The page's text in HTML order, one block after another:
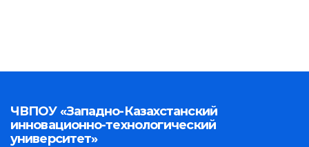
ЧВПОУ «Западно-Казахстанский
инновационно-технологический
университет»